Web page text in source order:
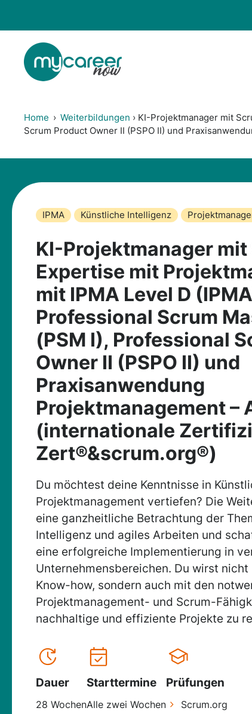
springen
Home › Weiterbildungen › KI-Projektmanager mit
Scrum Product Owner II (PSPO II) und
IPMA Künstliche Intelligenz
KI-Projektmanager
Expertise mit
mit IPMA Level D
Professional Scrum
(PSM I), Professional
Owner II (PSPO II) und
Praxisanwendung
Projektmanagement –
(internationale
Zert®&scrum.org®)
Du möchtest deine Kenntnisse in
Projektmanagement vertiefen? Die
eine ganzheitliche Betrachtung der
Intelligenz und agiles Arbeiten und
eine erfolgreiche Implementierung in
Unternehmensbereichen. Du wirst
Know-how, sondern auch mit den
Projektmanagement- und Scrum-
nachhaltige und effiziente Projekte zu
Dauer
28 Wochen
Starttermine
Alle zwei Wochen
Prüfungen
Scrum.org